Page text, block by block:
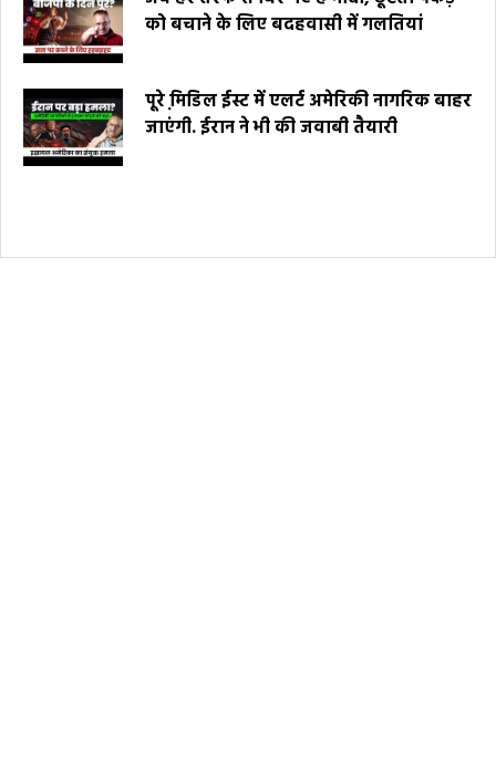
को बचाने के लिए बदहवासी में गलतियां
पूरे मि़डिल ईस्ट में एलर्ट अमेरिकी नागरिक बाहर
जाएंगी. ईरान ने भी की जवाबी तैयारी